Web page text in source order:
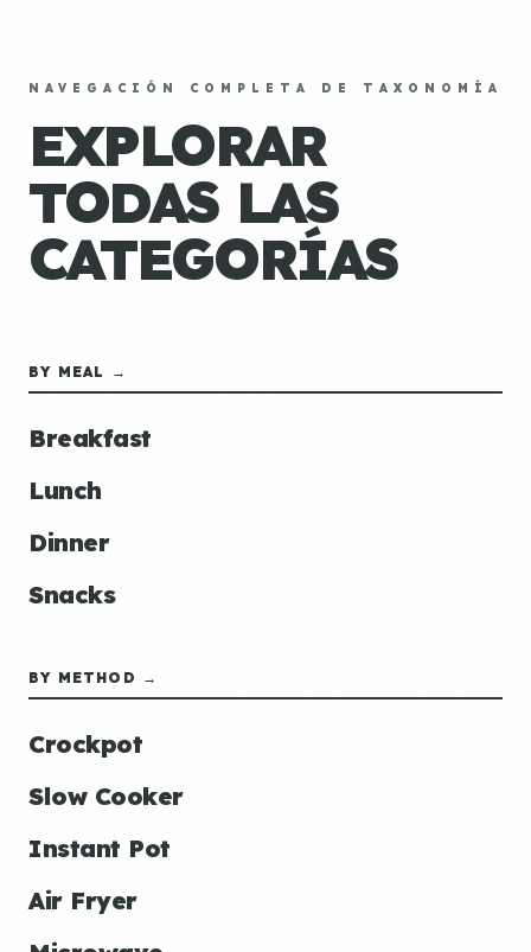
NAVEGACIÓN COMPLETA DE TAXONOMÍA
EXPLORAR
TODAS LAS
CATEGORÍAS
BY MEAL →
Breakfast
Lunch
Dinner
Snacks
BY METHOD →
Crockpot
Slow Cooker
Instant Pot
Air Fryer